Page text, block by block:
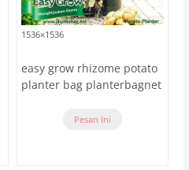
1536×1536
easy grow rhizome potato
planter bag planterbagnet
Pesan Ini